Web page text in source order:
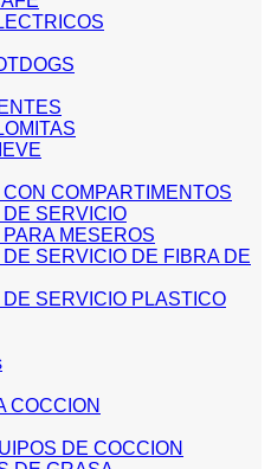
COMPARTIMENTOS
SERVICIO
MESEROS
SERVICIO DE FIBRA DE
SERVICIO PLASTICO
COCCION
DE COCCION